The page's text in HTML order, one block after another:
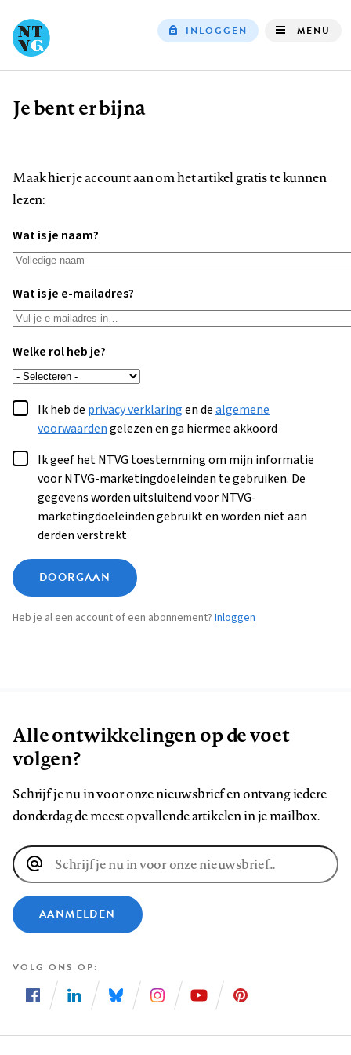
INLOGGEN MENU
Kruimelpad
Je bent er bijna
Maak hier je account aan om het artikel gratis te kunnen
lezen:
Wat is je naam?
Wat is je e-mailadres?
Welke rol heb je?
Ik heb de privacy verklaringen dealgemene
voorwaardengelezen en ga hiermee akkoord
Ik geef het NTVG toestemming om mijn informatie
voor NTVG-marketingdoeleinden te gebruiken. De
gegevens worden uitsluitend voor NTVG-
marketingdoeleinden gebruikt en worden niet aan
derden verstrekt
DOORGAAN
Heb je al een account of een abonnement? Inloggen
Alle ontwikkelingen op de voet
volgen?
Schrijf je nu in voor onze nieuwsbrief en ontvang iedere
donderdag de meest opvallende artikelen in je mailbox.
E-
mailadres
AANMELDEN
VOLG ONS OP
ons
ons
ons
ons
ons
ons